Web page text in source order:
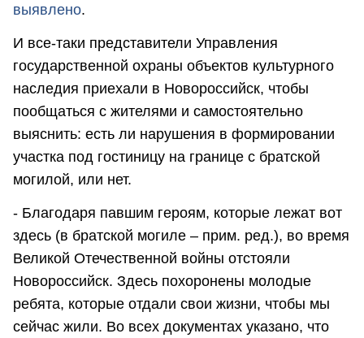
выявлено.
И все-таки представители Управления
государственной охраны объектов культурного
наследия приехали в Новороссийск, чтобы
пообщаться с жителями и самостоятельно
выяснить: есть ли нарушения в формировании
участка под гостиницу на границе с братской
могилой, или нет.
- Благодаря павшим героям, которые лежат вот
здесь (в братской могиле – прим. ред.), во время
Великой Отечественной войны отстояли
Новороссийск. Здесь похоронены молодые
ребята, которые отдали свои жизни, чтобы мы
сейчас жили. Во всех документах указано, что